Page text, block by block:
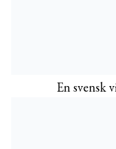
En svensk